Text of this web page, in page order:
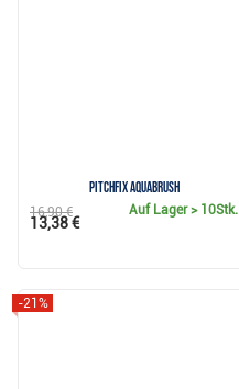
Pitchfix Aquabrush
Auf Lager> 10Stk.
16,90 €
13,38 €
-21%